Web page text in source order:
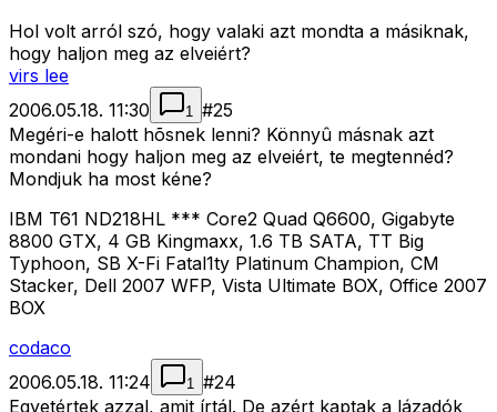
Hol volt arról szó, hogy valaki azt mondta a másiknak,
hogy haljon meg az elveiért?
virs lee
2006.05.18. 11:30
1 #25
Megéri-e halott hõsnek lenni? Könnyû másnak azt
mondani hogy haljon meg az elveiért, te megtennéd?
Mondjuk ha most kéne?
IBM T61 ND218HL *** Core2 Quad Q6600, Gigabyte
8800 GTX, 4 GB Kingmaxx, 1.6 TB SATA, TT Big
Typhoon, SB X-Fi Fatal1ty Platinum Champion, CM
Stacker, Dell 2007 WFP, Vista Ultimate BOX, Office 2007
BOX
codaco
2006.05.18. 11:24
1 #24
Egyetértek azzal, amit írtál. De azért kaptak a lázadók